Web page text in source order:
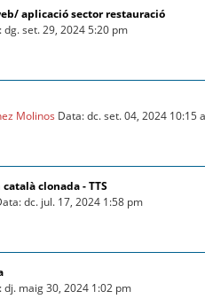
aplicació sector restauració
dg. set. 29, 2024 5:20 pm
Molinos Data: dc. set. 04, 2024 10:15
clonada - TTS
dc. jul. 17, 2024 1:58 pm
dj. maig 30, 2024 1:02 pm